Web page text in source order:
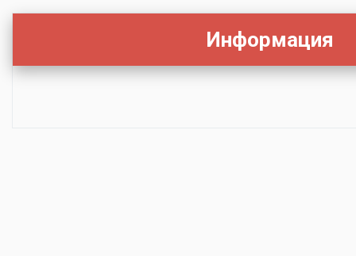
Информация